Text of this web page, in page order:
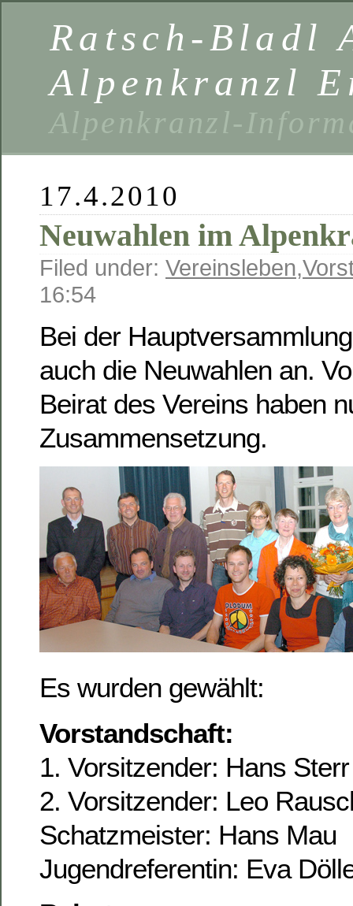
Ratsch-Bladl
Alpenkranzl
Alpenkranzl-
17.4.2010
Neuwahlen im
Filed under: Vereinsleben,
16:54
Bei der
auch die Neuwahlen an.
Beirat des Vereins haben
Zusammensetzung.
Es wurden gewählt:
Vorstandschaft:
1. Vorsitzender: Hans Sterr
2. Vorsitzender: Leo
Schatzmeister: Hans Mau
Jugendreferentin: Eva